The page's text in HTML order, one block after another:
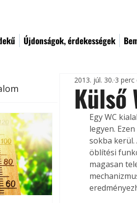
Újdonságok, érdekességek
Külső
2013. júl. 30. 3 perc
Egy WC
legyen.
sokba
öblítési
magasan